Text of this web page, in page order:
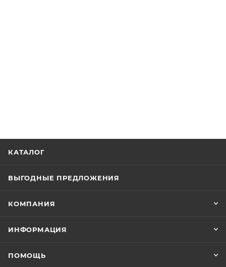
КАТАЛОГ
ВЫГОДНЫЕ ПРЕДЛОЖЕНИЯ
КОМПАНИЯ
ИНФОРМАЦИЯ
ПОМОЩЬ